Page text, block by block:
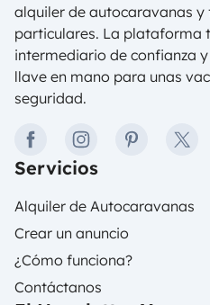
alquiler de autocaravanas
particulares. La plataforma
intermediario de confianza
llave en mano para unas
seguridad.
facebookinstagrampinteresttwitter
Servicios
Alquiler de Autocaravanas
Crear un anuncio
¿Cómo funciona?
Contáctanos